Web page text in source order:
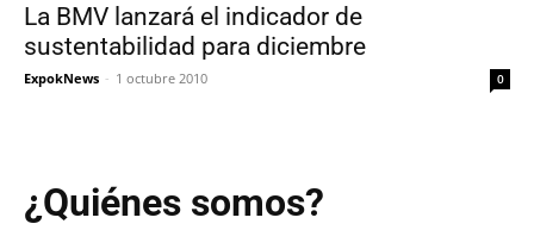
La BMV lanzará el indicador de
sustentabilidad para diciembre
ExpokNews - 1 octubre 2010 0
¿Quiénes somos?